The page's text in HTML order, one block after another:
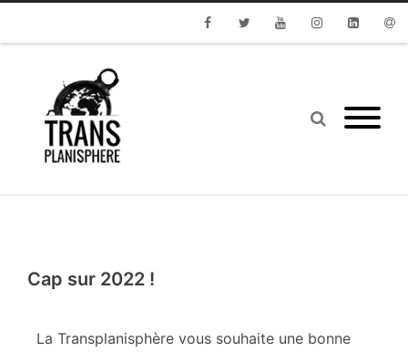
Cap sur 2022 !
La Transplanisphère vous souhaite une bonne